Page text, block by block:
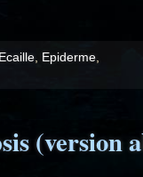
Ecaille Epiderme
(version